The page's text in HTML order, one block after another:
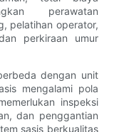
perawatan
pelatihan operator,
perkiraan umur
dengan unit
mengalami pola
inspeksi
dan penggantian
sasis berkualitas